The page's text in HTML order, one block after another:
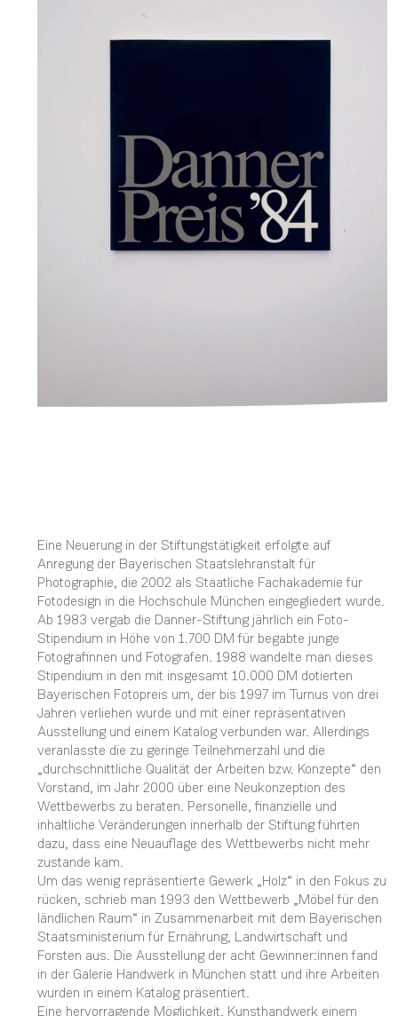
Eine Neuerung in der Stiftungstätigkeit erfolgte auf
Anregung der Bayerischen Staatslehranstalt für
Photographie, die 2002 als Staatliche Fachakademie für
Fotodesign in die Hochschule München eingegliedert wurde.
Ab 1983 vergab die Danner-Stiftung jährlich ein Foto-
Stipendium in Höhe von 1.700 DM für begabte junge
Fotografinnen und Fotografen. 1988 wandelte man dieses
Stipendium in den mit insgesamt 10.000 DM dotierten
Bayerischen Fotopreis um, der bis 1997 im Turnus von drei
Jahren verliehen wurde und mit einer repräsentativen
Ausstellung und einem Katalog verbunden war. Allerdings
veranlasste die zu geringe Teilnehmerzahl und die
„durchschnittliche Qualität der Arbeiten bzw. Konzepte“ den
Vorstand, im Jahr 2000 über eine Neukonzeption des
Wettbewerbs zu beraten. Personelle, finanzielle und
inhaltliche Veränderungen innerhalb der Stiftung führten
dazu, dass eine Neuauflage des Wettbewerbs nicht mehr
zustande kam.
Um das wenig repräsentierte Gewerk „Holz“ in den Fokus zu
rücken, schrieb man 1993 den Wettbewerb „Möbel für den
ländlichen Raum“ in Zusammenarbeit mit dem Bayerischen
Staatsministerium für Ernährung, Landwirtschaft und
Forsten aus. Die Ausstellung der acht Gewinner:innen fand
in der Galerie Handwerk in München statt und ihre Arbeiten
wurden in einem Katalog präsentiert.
Eine hervorragende Möglichkeit, Kunsthandwerk einem